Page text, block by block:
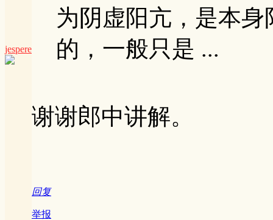
jespere
为阴虚阳亢，是本
的，一般只是 ...
谢谢郎中讲解。
回复
举报